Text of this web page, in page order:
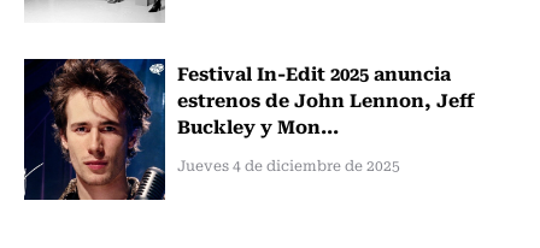
Festival In-Edit 2025 anuncia
estrenos de John Lennon, Jeff
Buckley y Mon...
Jueves 4 de diciembre de 2025